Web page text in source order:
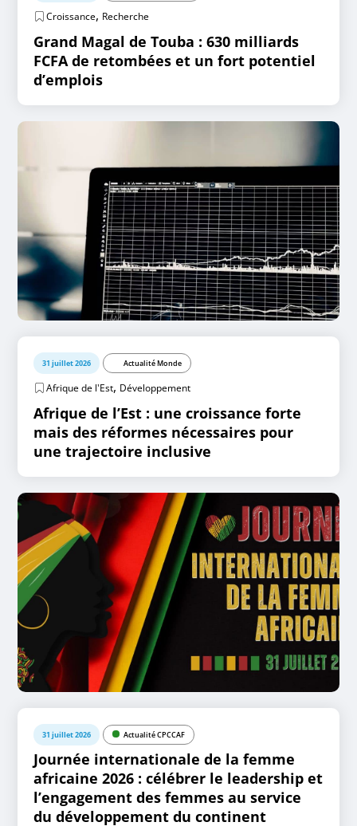
Croissance, Recherche
Grand Magal de Touba : 630 milliards
FCFA de retombées et un fort potentiel
d’emplois
31 juillet 2026 Actualité Monde
Afrique de l'Est, Développement
Afrique de l’Est : une croissance forte
mais des réformes nécessaires pour
une trajectoire inclusive
31 juillet 2026 Actualité CPCCAF
Journée internationale de la femme
africaine 2026 : célébrer le leadership et
l’engagement des femmes au service
du développement du continent